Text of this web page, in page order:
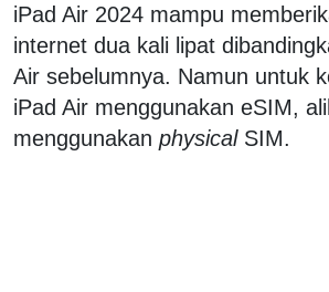
iPad Air 2024 mampu
internet dua kali lipat
Air sebelumnya. Namun untuk
iPad Air menggunakan eSIM,
menggunakan physicalSIM.